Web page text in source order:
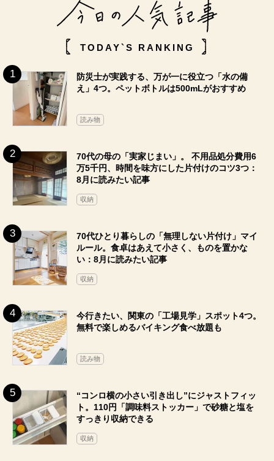
TODAY`S RANKING
防災士が実践する、万が一に役立つ「水の備
え」4つ。ペットボトルは500mLがおすすめ
読み物
70代の母の「実家じまい」。 不用品処分費用6
万5千円、時間を味方にした片付けのコツ3つ：
8月に読みたい記事
収納
70代ひとり暮らしの「無理しない片付け」マイ
ルール。食卓はあえて小さく、ものを置かな
い：8月に読みたい記事
収納
今行きたい、関東の「工場見学」スポット4つ。
無料で楽しめるバイキング食べ放題も
読み物
“コンロ横の小さい引き出し”にジャストフィッ
ト。110円「調味料ストッカー」で砂糖と塩を
すっきり収納できる
収納